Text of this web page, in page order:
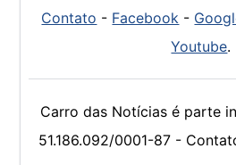
Contato - Facebook -
Youtube.
Carro das Notícias é parte
51.186.092/0001-87 -